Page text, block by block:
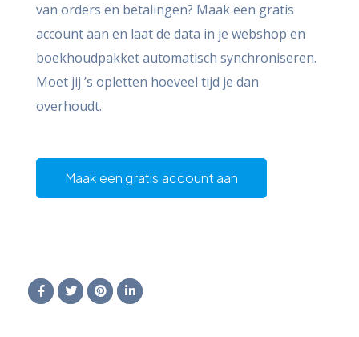
van orders en betalingen? Maak een gratis
account aan en laat de data in je webshop en
boekhoudpakket automatisch synchroniseren.
Moet jij ’s opletten hoeveel tijd je dan
overhoudt.
Maak een gratis account aan